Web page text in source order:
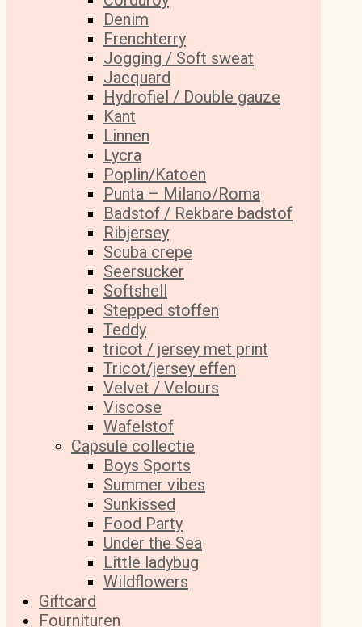
Denim
Frenchterry
Jogging / Soft sweat
Jacquard
Hydrofiel / Double gauze
Kant
Linnen
Lycra
Poplin/Katoen
Punta – Milano/Roma
Badstof / Rekbare badstof
Ribjersey
Scuba crepe
Seersucker
Softshell
Stepped stoffen
Teddy
tricot / jersey met print
Tricot/jersey effen
Velvet / Velours
Viscose
Wafelstof
Capsule collectie
Boys Sports
Summer vibes
Sunkissed
Food Party
Under the Sea
Little ladybug
Wildflowers
Giftcard
Fournituren